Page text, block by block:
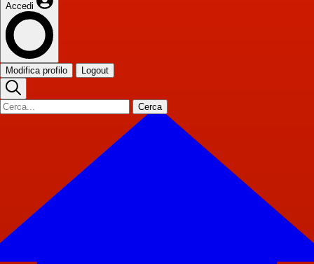
Accedi
Modifica profilo Logout
Cerca